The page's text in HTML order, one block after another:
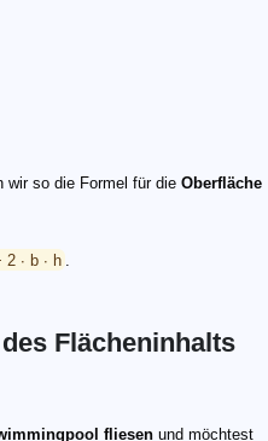
wir so die Formel für die Oberfläche
∙ b ∙ h
Flächeninhalts
fliesen und möchtest